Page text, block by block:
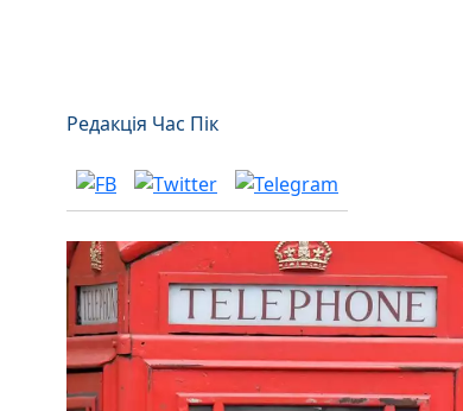
Редакція Час Пік